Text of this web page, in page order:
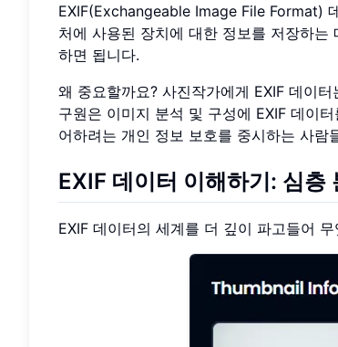
EXIF(Exchangeable Image File Format)
처에 사용된 장치에 대한 정보를 저장하
하면 됩니다.
왜 중요할까요? 사진작가에게 EXIF 데이
구원은 이미지 분석 및 구성에 EXIF 데이
어하려는 개인 정보 보호를 중시하는 사람
EXIF 데이터 이해하기: 심층
EXIF 데이터의 세계를 더 깊이 파고들어